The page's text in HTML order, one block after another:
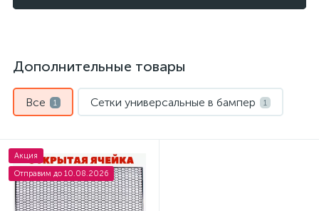
Дополнительные товары
Все 1 Сетки универсальные в бампер 1
Акция
Отправим до 10.08.2026